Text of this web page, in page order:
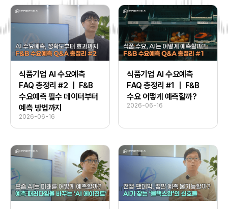
식품기업 AI 수요예측
FAQ 총정리 #2 ｜ F&B
수요예측 필수 데이터부터
예측 방법까지
2026-06-16
식품기업 AI 수요예측
FAQ 총정리 #1 ｜ F&B
수요 어떻게 예측할까?
2026-06-16